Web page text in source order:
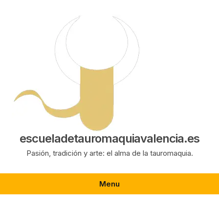
escueladetauromaquiavalencia.es
Pasión, tradición y arte: el alma de la tauromaquia.
Menu